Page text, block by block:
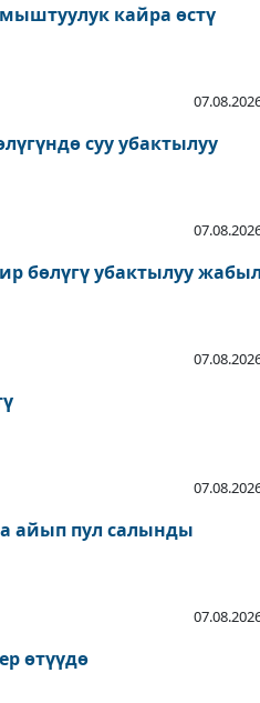
кайра өстү
суу убактылуу
бөлүгү убактылуу
айып пул салынды
өтүүдө